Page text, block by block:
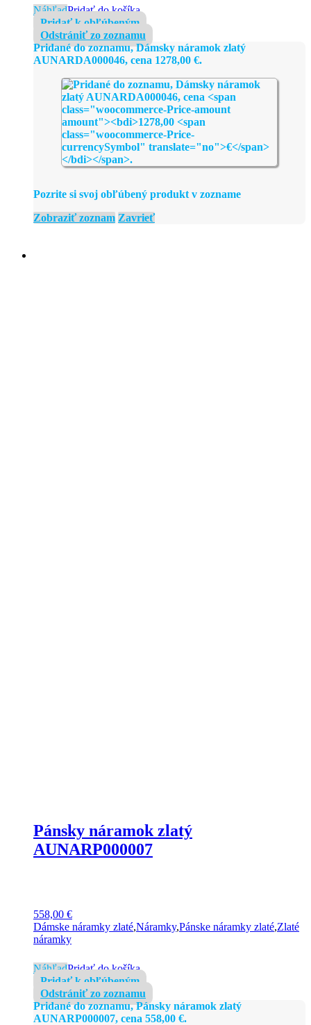
NáhľadPridať do košíka
Pridať k obľúbeným
Odstrániť zo zoznamu
Pridané do zoznamu, Dámsky náramok zlatý
AUNARDA000046, cena 1278,00 €.
Pozrite si svoj obľúbený produkt v zozname
Zobraziť zoznam Zavrieť
Pánsky náramok zlatý
AUNARP000007
558,00 €
Dámske náramky zlaté,Náramky,Pánske náramky zlaté,Zlaté
náramky
NáhľadPridať do košíka
Pridať k obľúbeným
Odstrániť zo zoznamu
Pridané do zoznamu, Pánsky náramok zlatý
AUNARP000007, cena 558,00 €.